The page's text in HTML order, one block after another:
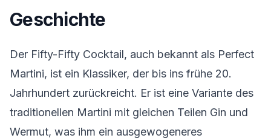
Geschichte
Der Fifty-Fifty Cocktail, auch bekannt als Perfect
Martini, ist ein Klassiker, der bis ins frühe 20.
Jahrhundert zurückreicht. Er ist eine Variante des
traditionellen Martini mit gleichen Teilen Gin und
Wermut, was ihm ein ausgewogeneres